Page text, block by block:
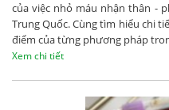
của việc nhỏ máu nhận thân -
Trung Quốc. Cùng tìm hiểu chi
điểm của từng phương pháp
Xem chi tiết